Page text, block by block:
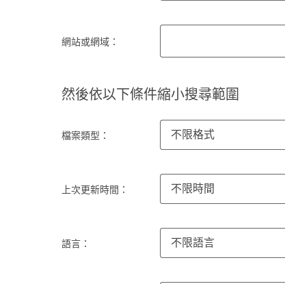
網站或網域：
然後依以下條件縮小搜尋範圍
檔案類型： 不限格式
上次更新時間： 不限時間
語言： 不限語言